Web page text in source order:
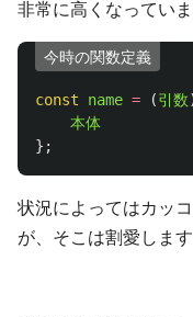
非常に高くなっていま
今時の関数定義
const name = (引数
本体
};
状況によってはカッ
が、そこは割愛します